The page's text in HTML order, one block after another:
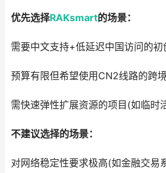
优先选择RAKsmart的场景：
需要中文支持+低延迟中国访问的初
预算有限但希望使用CN2线路的跨境
需快速弹性扩展资源的项目(如临时
不建议选择的场景：
对网络稳定性要求极高(如金融交易